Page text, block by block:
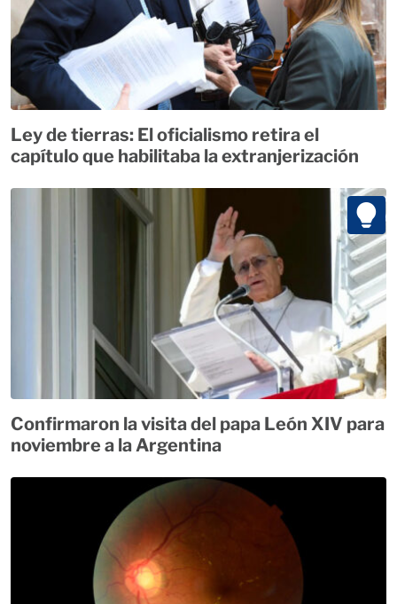
Ley de tierras: El oficialismo retira el
capítulo que habilitaba la extranjerización
Confirmaron la visita del papa León XIV para
noviembre a la Argentina